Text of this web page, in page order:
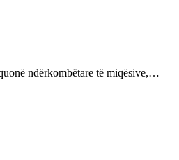
ndërkombëtare të miqësive,…